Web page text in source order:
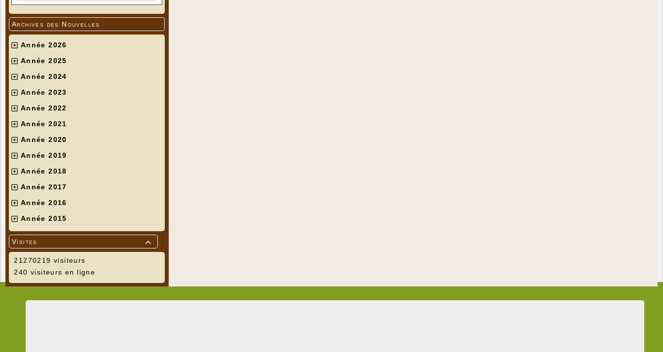
Archives des Nouvelles
Année 2026
Année 2025
Année 2024
Année 2023
Année 2022
Année 2021
Année 2020
Année 2019
Année 2018
Année 2017
Année 2016
Année 2015

Visites
21270219 visiteurs
240 visiteurs en ligne